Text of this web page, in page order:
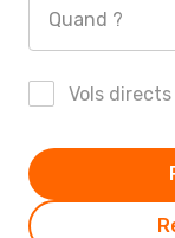
Quand ?
Vols directs